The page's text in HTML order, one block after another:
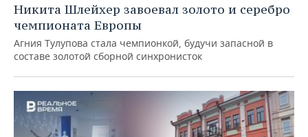
Никита Шлейхер завоевал золото и серебро
чемпионата Европы
Агния Тулупова стала чемпионкой, будучи запасной в
составе золотой сборной синхронисток